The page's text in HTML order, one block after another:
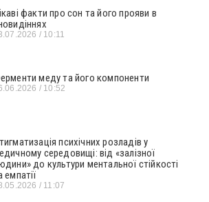
факти про сон та його прояви в
10:11
меду та його компоненти
10:52
психічних розладів у
середовищі: від «залізної
до культури ментальної стійкості
емпатії
11:07